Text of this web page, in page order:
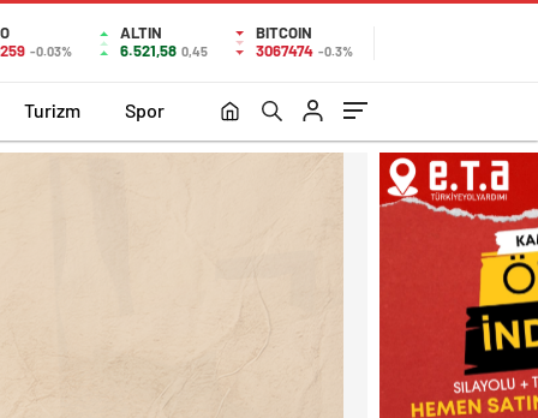
-0.03%
ALTIN
6.521,58 0,45
BITCOIN
3067474 -0.3%
Turizm Spor